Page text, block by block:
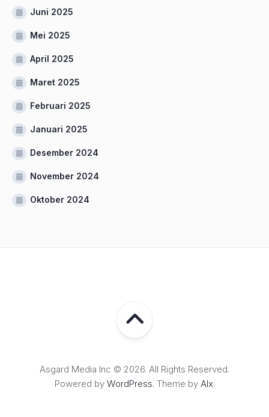
Juni 2025
Mei 2025
April 2025
Maret 2025
Februari 2025
Januari 2025
Desember 2024
November 2024
Oktober 2024
Asgard Media Inc © 2026. All Rights Reserved.
Powered by WordPress. Theme by Alx.